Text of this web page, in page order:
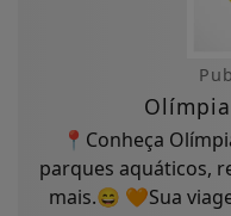
📍Conheça
parques aquáticos,
mais.😄 🧡Sua